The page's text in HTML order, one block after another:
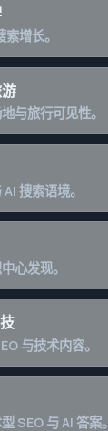
增长。
与旅行可见性。
搜索语境。
心发现。
与技术内容。
SEO 与 AI 答案。